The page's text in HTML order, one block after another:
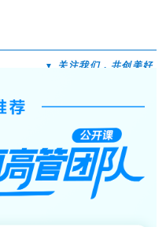
▼ 关注我们，共创美好